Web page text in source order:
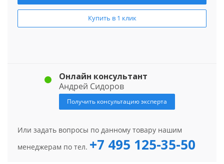
Купить в 1 клик
Онлайн консультант
Андрей Сидоров
Получить консультацию эксперта
Или задать вопросы по данному товару нашим
менеджерам по тел. +7 495 125-35-50